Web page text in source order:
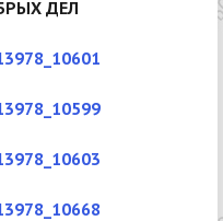
ДЕЛ